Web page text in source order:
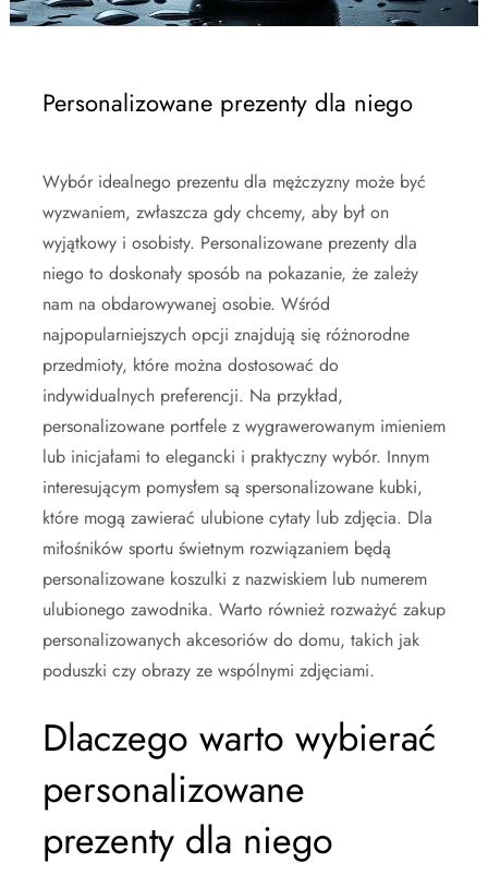
Personalizowane prezenty dla niego
Wybór idealnego prezentu dla mężczyzny może być
wyzwaniem, zwłaszcza gdy chcemy, aby był on
wyjątkowy i osobisty. Personalizowane prezenty dla
niego to doskonały sposób na pokazanie, że zależy
nam na obdarowywanej osobie. Wśród
najpopularniejszych opcji znajdują się różnorodne
przedmioty, które można dostosować do
indywidualnych preferencji. Na przykład,
personalizowane portfele z wygrawerowanym imieniem
lub inicjałami to elegancki i praktyczny wybór. Innym
interesującym pomysłem są spersonalizowane kubki,
które mogą zawierać ulubione cytaty lub zdjęcia. Dla
miłośników sportu świetnym rozwiązaniem będą
personalizowane koszulki z nazwiskiem lub numerem
ulubionego zawodnika. Warto również rozważyć zakup
personalizowanych akcesoriów do domu, takich jak
poduszki czy obrazy ze wspólnymi zdjęciami.
Dlaczego warto wybierać
personalizowane
prezenty dla niego